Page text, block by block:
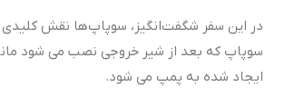
در این سفر شگفت‌انگیز، سوپاپ‌ها نقش کلیدی
سوپاپ که بعد از شیر خروجی نصب می شود
ایجاد شده به پمپ می شود.